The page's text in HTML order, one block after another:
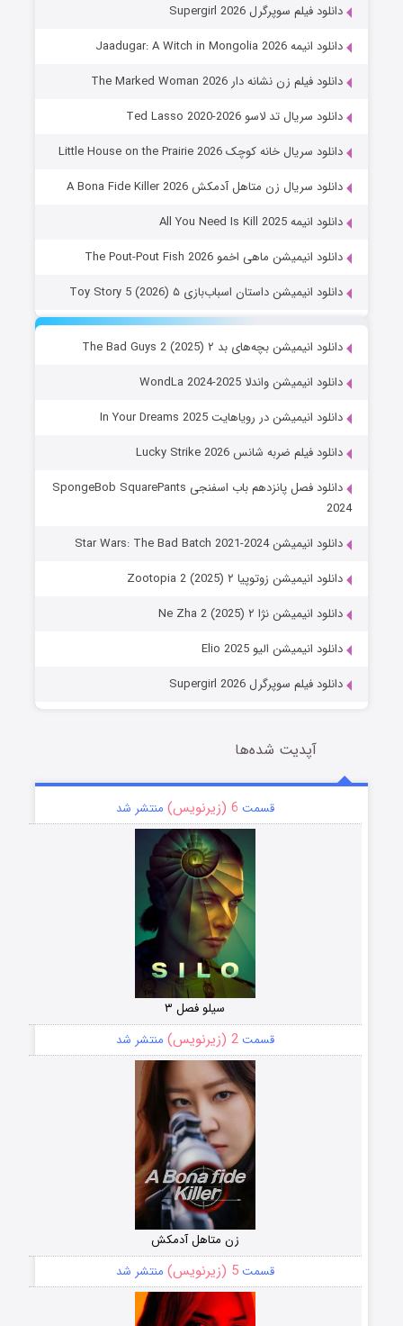
دانلود فیلم سوپرگرل Supergirl 2026
دانلود انیمه Jaadugar: A Witch in Mongolia 2026
دانلود فیلم زن نشانه دار The Marked Woman 2026
دانلود سریال تد لاسو Ted Lasso 2020-2026
دانلود سریال خانه کوچک Little House on the Prairie 2026
دانلود سریال زن متاهل آدمکش A Bona Fide Killer 2026
دانلود انیمه All You Need Is Kill 2025
دانلود انیمیشن ماهی اخمو The Pout-Pout Fish 2026
دانلود انیمیشن داستان اسباب‌بازی ۵ Toy Story 5 (2026)
دانلود انیمیشن بچه‌های بد ۲ The Bad Guys 2 (2025)
دانلود انیمیشن واندلا WondLa 2024-2025
دانلود انیمیشن در رویاهایت In Your Dreams 2025
دانلود فیلم ضربه شانس Lucky Strike 2026
دانلود فصل پانزدهم باب اسفنجی SpongeBob SquarePants
2024
دانلود انیمیشن Star Wars: The Bad Batch 2021-2024
دانلود انیمیشن زوتوپیا ۲ Zootopia 2 (2025)
دانلود انیمیشن نژا ۲ Ne Zha 2 (2025)
دانلود انیمیشن الیو Elio 2025
دانلود فیلم سوپرگرل Supergirl 2026
آپدیت شده‌ها
قسمت 6 (زیرنویس) منتشر شد
سیلو فصل ۳
قسمت2 (زیرنویس) منتشر شد
زن متاهل آدمکش
قسمت5 (زیرنویس) منتشر شد